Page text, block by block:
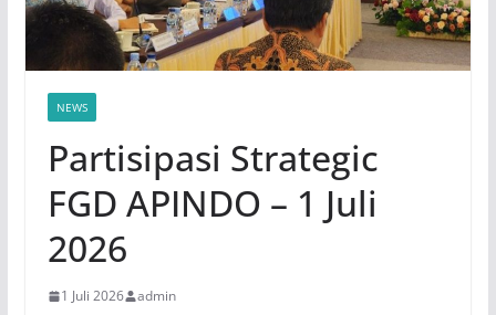
NEWS
Partisipasi Strategic
FGD APINDO – 1 Juli
2026
1 Juli 2026 admin